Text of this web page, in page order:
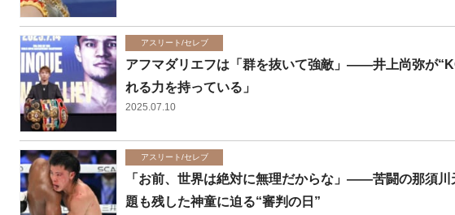
アスリート/セレブ
アフマダリエフは「群を抜いて強敵」――井上尚弥が
れる力を持っている」
2025.07.10
アスリート/セレブ
「お前、世界は絶対に無理だからな」――苦闘の那須
題も残した神童に迫る“審判の日”